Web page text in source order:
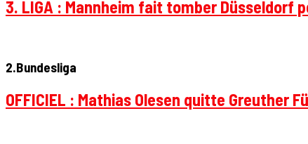
3. LIGA : Mannheim fait tomber Düsseldorf
2.Bundesliga
OFFICIEL : Mathias Olesen quitte Greuther